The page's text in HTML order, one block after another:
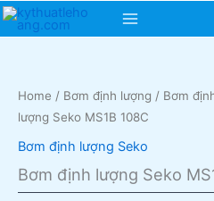
Skip
Main
Home / Bơm định lượng / Bơm
lượng Seko MS1B 108C
Bơm định lượng Seko
Bơm định lượng Seko